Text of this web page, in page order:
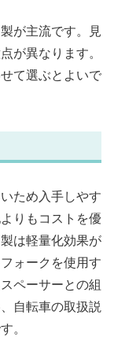
が主流です。見
が異なります。
て選ぶとよいで
ため入手しやす
りもコストを優
は軽量化効果が
ォークを使用す
ペーサーとの組
自転車の取扱説
。